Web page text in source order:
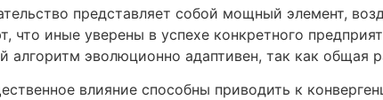
представляет собой мощный элемент,
что иные уверены в успехе конкретного
алгоритм эволюционно адаптивен, так как общая
влияние способны приводить к